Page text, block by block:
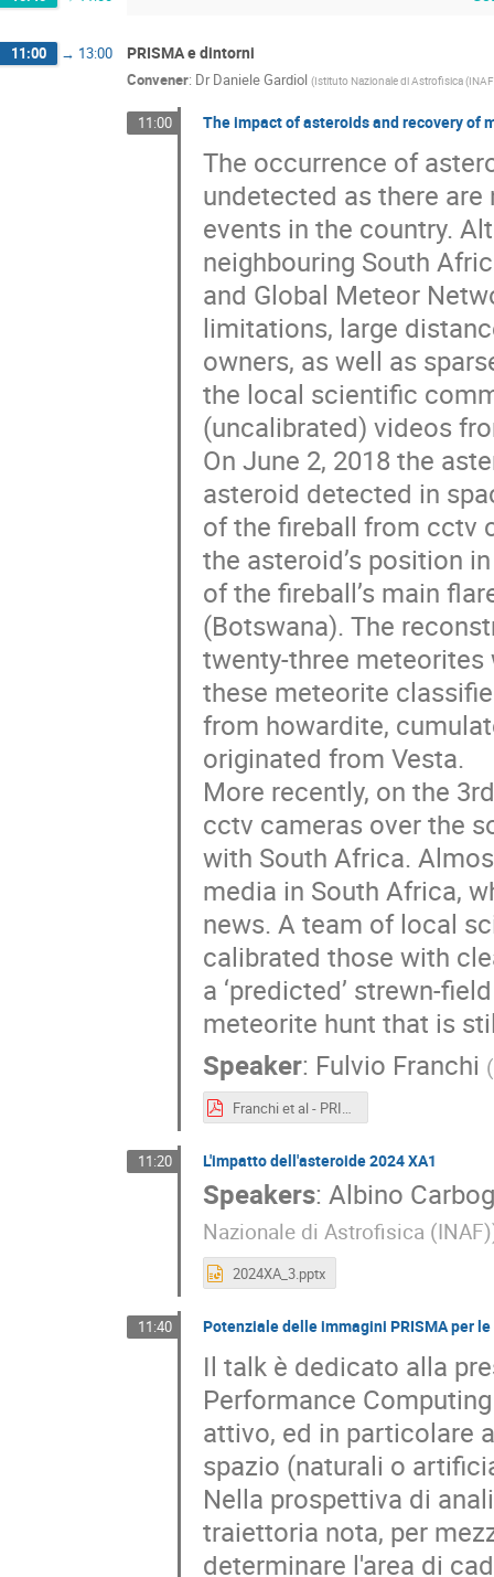
11:00 → 13:00 PRISMA e dintorni
Convener: Dr Daniele Gardiol (Istituto Nazionale di Astrofisica
11:00 The impact of asteroids and recovery of
The occurrence of
undetected as there
events in the country.
neighbouring South
and Global Meteor
limitations, large
owners, as well as
the local scientific
(uncalibrated) videos
On June 2, 2018 the
asteroid detected in
of the fireball from cctv
the asteroid’s position
of the fireball’s main
(Botswana). The
twenty-three
these meteorite
from howardite,
originated from Vesta.
More recently, on the
cctv cameras over the
with South Africa.
media in South Africa,
news. A team of local
calibrated those with
a ‘predicted’ strewn-
meteorite hunt that is
Speaker: Fulvio Franchi (
Franchi et al - PRISMA DAYS.pdf
11:20 L'impatto dell'asteroide 2024 XA1
Speakers: Albino
Nazionale di Astrofisica (INAF)
2024XA_3.pptx
11:40 Potenziale delle immagini PRISMA per
Il talk è dedicato alla
Performance
attivo, ed in particolare
spazio (naturali o
Nella prospettiva di
traiettoria nota, per
determinare l'area di